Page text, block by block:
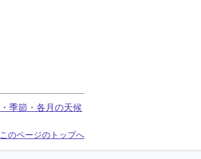
季節・各月の天候
このページのトップへ